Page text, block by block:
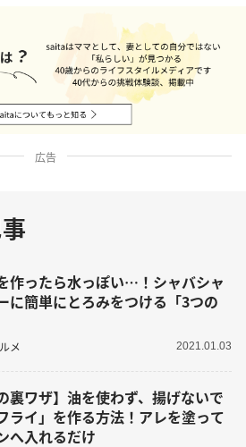
広告
作ったら水っぽい…！シャバシャ
に簡単にとろみをつける「3つの
メ 2021.01.03
裏ワザ】油を使わず、揚げないで
ライ」を作る方法！アレを塗って
へ入れるだけ